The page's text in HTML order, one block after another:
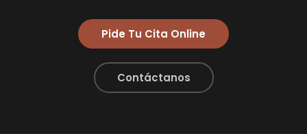
Pide Tu Cita Online
Contáctanos